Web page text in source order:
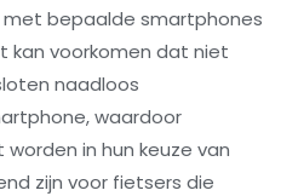
bepaalde smartphones
kan voorkomen dat niet
naadloos
waardoor
in hun keuze van
zijn voor fietsers die